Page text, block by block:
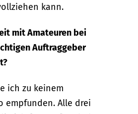
kann.
mit Amateuren bei
Auftraggeber
ich zu keinem
empfunden. Alle drei